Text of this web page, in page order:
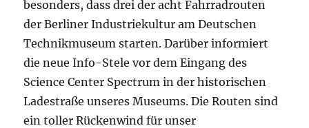
besonders, dass drei der acht Fahrradrouten
der Berliner Industriekultur am Deutschen
Technikmuseum starten. Darüber informiert
die neue Info-Stele vor dem Eingang des
Science Center Spectrum in der historischen
Ladestraße unseres Museums. Die Routen sind
ein toller Rückenwind für unser